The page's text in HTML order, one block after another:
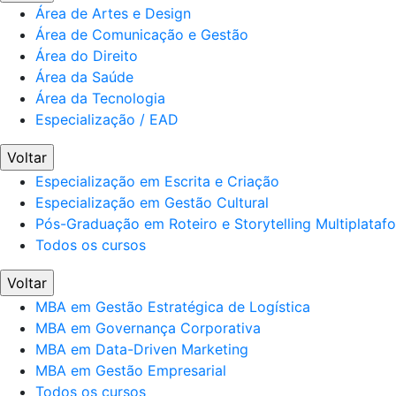
Área de Artes e Design
Área de Comunicação e Gestão
Área do Direito
Área da Saúde
Área da Tecnologia
Especialização / EAD
Voltar
Especialização em Escrita e Criação
Especialização em Gestão Cultural
Pós-Graduação em Roteiro e Storytelling
Todos os cursos
Voltar
MBA em Gestão Estratégica de Logística
MBA em Governança Corporativa
MBA em Data-Driven Marketing
MBA em Gestão Empresarial
Todos os cursos